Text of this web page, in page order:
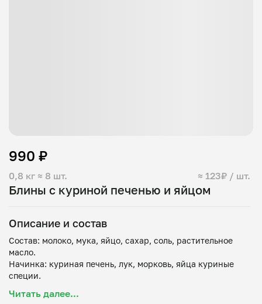
Блины с куриной печенью и яйцом
0,8 кг ≈ 8 шт. ≈ 123₽ / шт.
990 ₽
Описание и состав
Состав: молоко, мука, яйцо, сахар, соль, растительное
масло.
Начинка: куриная печень, лук, морковь, яйца куриные
Читать далее...